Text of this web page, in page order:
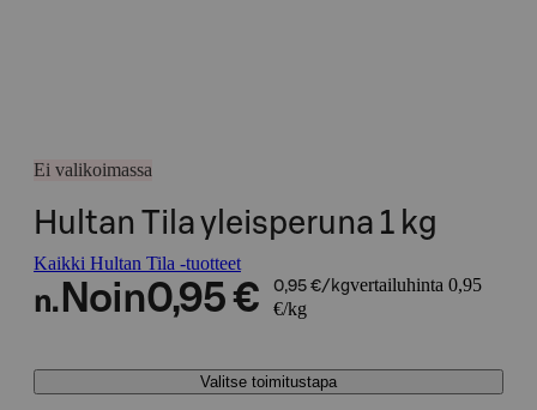
Ei valikoimassa
Hultan Tila yleisperuna 1 kg
Kaikki Hultan Tila -tuotteet
n. Noin0,95 € 0,95 €/kgvertailuhinta 0,95
€/kg
Valitse toimitustapa